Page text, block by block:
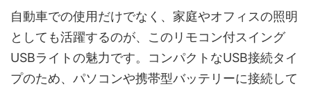
自動車での使用だけでなく、家庭やオフィスの照明
としても活躍するのが、このリモコン付スイング
USBライトの魅力です。コンパクトなUSB接続タイ
プのため、パソコンや携帯型バッテリーに接続して